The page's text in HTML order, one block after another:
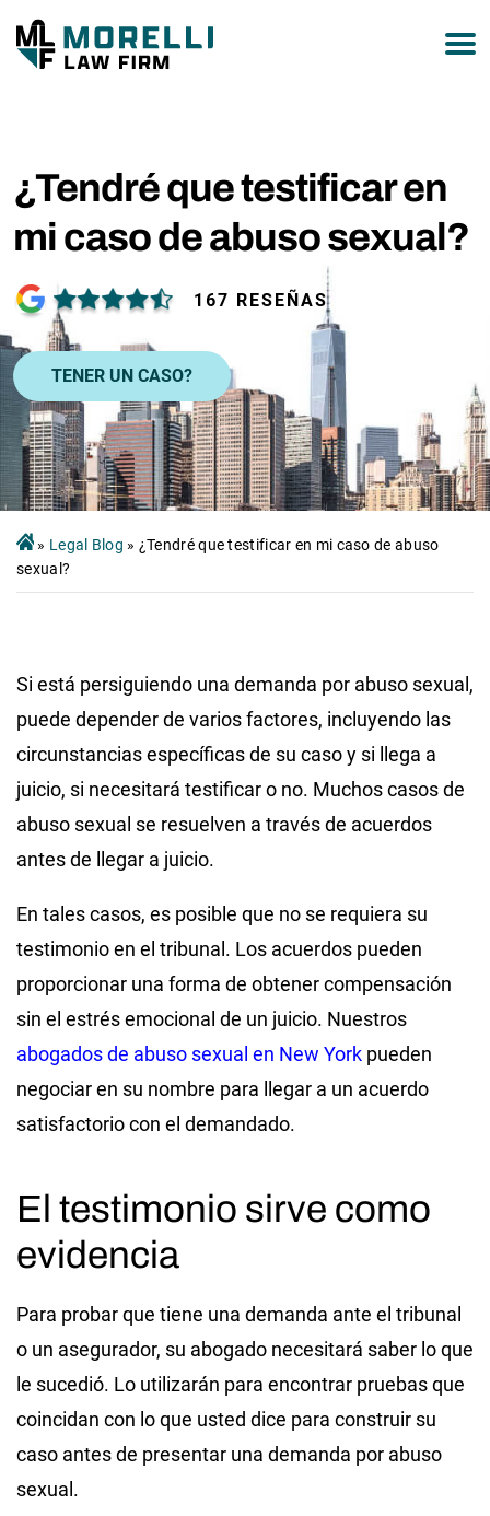
¿Tendré que testificar en
mi caso de abuso sexual?
167 RESEÑAS
TENER UN CASO?
» Legal Blog » ¿Tendré que testificar en mi caso de abuso
sexual?
Si está persiguiendo una demanda por abuso sexual,
puede depender de varios factores, incluyendo las
circunstancias específicas de su caso y si llega a
juicio, si necesitará testificar o no. Muchos casos de
abuso sexual se resuelven a través de acuerdos
antes de llegar a juicio.
En tales casos, es posible que no se requiera su
testimonio en el tribunal. Los acuerdos pueden
proporcionar una forma de obtener compensación
sin el estrés emocional de un juicio. Nuestros
abogados de abuso sexual en New York pueden
negociar en su nombre para llegar a un acuerdo
satisfactorio con el demandado.
El testimonio sirve como
evidencia
Para probar que tiene una demanda ante el tribunal
o un asegurador, su abogado necesitará saber lo que
le sucedió. Lo utilizarán para encontrar pruebas que
coincidan con lo que usted dice para construir su
caso antes de presentar una demanda por abuso
sexual.